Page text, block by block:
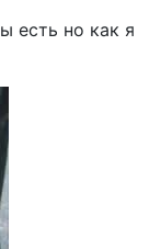
есть но как я